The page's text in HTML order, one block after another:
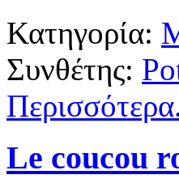
Κατηγορία:
Συνθέτης:
Le coucou